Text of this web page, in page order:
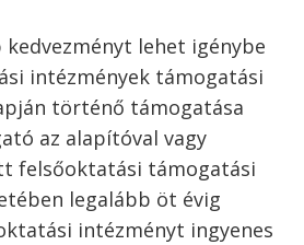
kedvezményt lehet igénybe
intézmények támogatási
történő támogatása
az alapítóval vagy
felsőoktatási támogatási
legalább öt évig
intézményt ingyenes